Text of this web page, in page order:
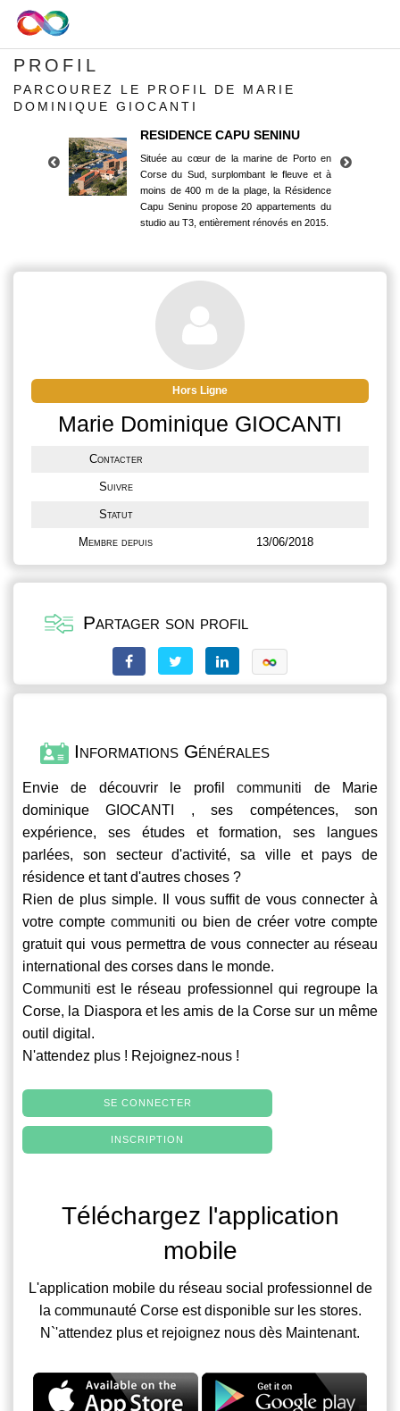
PROFIL
PARCOUREZ LE PROFIL DE MARIE
DOMINIQUE GIOCANTI
RESIDENCE CAPU SENINU
Située au cœur de la marine de Porto en
Corse du Sud, surplombant le fleuve et à
moins de 400 m de la plage, la Résidence
Capu Seninu propose 20 appartements du
studio au T3, entièrement rénovés en 2015.
Corse du Sud, surplombant le fleuve et à
moins de 400 m de la plage, la Résidence
Capu Seninu propose 20 appartements du
studio au T3, entièrement rénovés en 2015.
Hors Ligne
Marie Dominique GIOCANTI
Contacter
Suivre
Statut
Membre depuis 13/06/2018
Partager son profil
Informations Générales
Envie de découvrir le profilcommuniti de Marie
dominique GIOCANTI , ses compétences, son
expérience, ses études et formation, ses langues
parlées, son secteur d'activité, sa ville et pays de
résidence et tant d'autres choses ?
Rien de plus simple. Il vous suffit de vous connecter à
votre compte communiti ou bien de créer votre compte
gratuit qui vous permettra de vous connecter au réseau
international des corses dans le monde.
Communiti est le réseau professionnel qui regroupe la
Corse, la Diaspora et les amis de la Corse sur un même
outil digital.
N'attendez plus ! Rejoignez-nous !
SE CONNECTER
INSCRIPTION
Téléchargez l'application
mobile
L'application mobile du réseau social professionnel de
la communauté Corse est disponible sur les stores.
N`'attendez plus et rejoignez nous dès Maintenant.